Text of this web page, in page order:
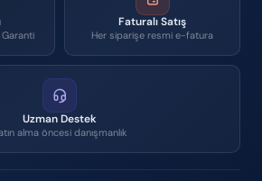
Garanti
Faturalı Satış
Her siparişe resmi e-fatura
Uzman Destek
alma öncesi danışmanlık